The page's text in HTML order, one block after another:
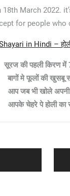
March 2022.
for people who
in Hindi – होली
सूरज की पहली किरण में
बागों मे फूलों की खुसबू
आप जब भी खोले
आपके चेहरे पे होली का